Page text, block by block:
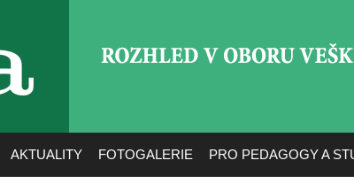
AKTUALITY FOTOGALERIE PRO PEDAGOGY A